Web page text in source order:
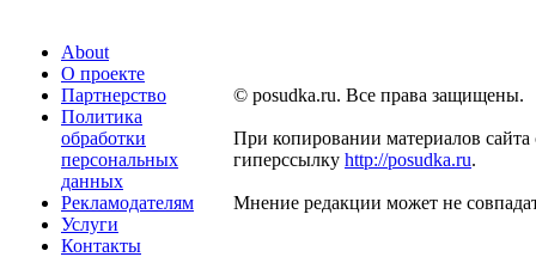
About
О проекте
Партнерство
Политика
обработки
персональных
данных
Рекламодателям
Услуги
Контакты
© posudka.ru. Все права защищены.
При копировании материалов сайта
гиперссылку http://posudka.ru.
Мнение редакции может не